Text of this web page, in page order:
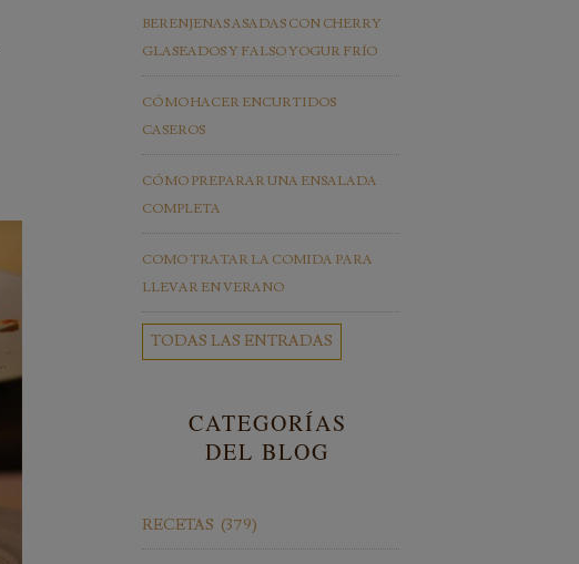
BERENJENAS ASADAS CON CHERRY
GLASEADOS Y FALSO YOGUR FRÍO
CÓMO HACER ENCURTIDOS
CASEROS
CÓMO PREPARAR UNA ENSALADA
COMPLETA
COMO TRATAR LA COMIDA PARA
LLEVAR EN VERANO
TODAS LAS ENTRADAS
CATEGORÍAS
DEL BLOG
RECETAS (379)